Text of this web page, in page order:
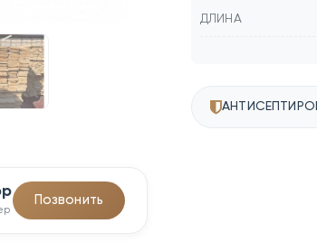
Позвонить
ДЛИНА